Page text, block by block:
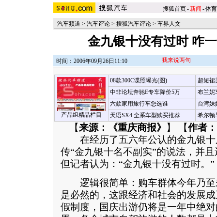
搜狐首页-新闻 -体育
汽车频道 > 汽车评论 > 搜狐汽车评论 > 车界人文
金九银十没有过时 咋
时间：2006年09月26日11:10 我来说两句
产品组精品栏目
08款300C谍照曝光(图)
中非论坛奔驰E专车降价5万
六款家用旅行车您选谁
天语SX4 全系车型购买推荐
超短裙
布兰妮
台湾妹
希尔顿
【来源：《重庆商报》 】 【作者
在经历了五六年公认的金九银十
传“金九银十名不副实”的说法，并
但记者认为：“金九银十没有过时。”
逻辑很简单：购车群体今年乃至
是必然的，这跟经济和社会的发展
假制度，国庆出游仍将是一年中绝